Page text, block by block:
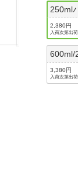
250ml
2,380円
入荷次第出荷
600ml/
3,380円
入荷次第出荷